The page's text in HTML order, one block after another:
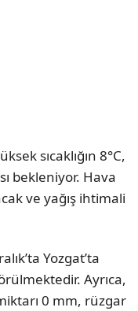
sıcaklığın 8°C,
bekleniyor. Hava
ve yağış ihtimali
Yozgat’ta
Ayrıca,
0 mm, rüzgar